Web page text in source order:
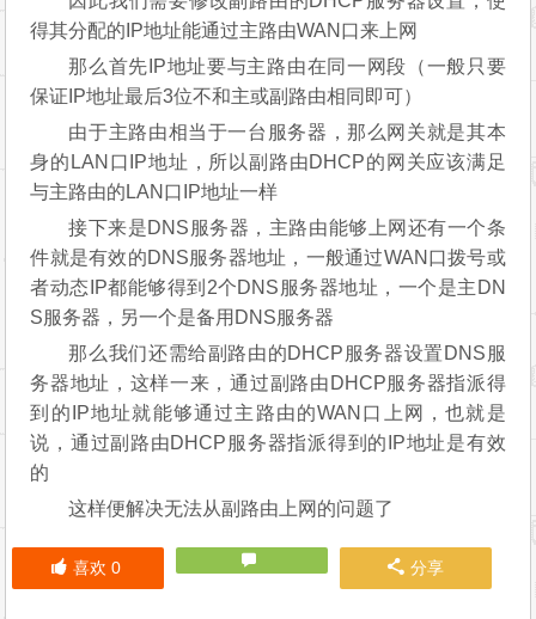
一般主路由DHCP服务器是默认开启的，所以连接
到主路由的设备都能够通过主路由DHCP服务器指派得
到有效的IP地址从而能上网
而若关闭了副路由的DHCP服务器，那么连接到副
路由的设备将无法通过副路由DHCP服务器指派得到IP
地址而不能上网
即便开启了，由于副路由默认的DHCP服务器指派
的IP地址仅适用于通过副路由WAN口上网的，所以此IP
地址无法通过主路由WAN口上网，即是无效IP地址
因此我们需要修改副路由的DHCP服务器设置，使
得其分配的IP地址能通过主路由WAN口来上网
那么首先IP地址要与主路由在同一网段（一般只要
保证IP地址最后3位不和主或副路由相同即可）
由于主路由相当于一台服务器，那么网关就是其本
身的LAN口IP地址，所以副路由DHCP的网关应该满足
接下来是DNS服务器，主路由能够上网还有一个条
件就是有效的DNS服务器地址，一般通过WAN口拨号或
者动态IP都能够得到2个DNS服务器地址，一个是主DN